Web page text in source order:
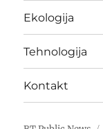
Ekologija
Tehnologija
Kontakt